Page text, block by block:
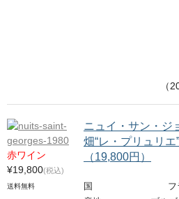
（
赤ワイン
¥19,800(税込)
送料無料
ニュイ・サン・ジ
畑“レ・プリュリエ
（19,800円）
国
フ